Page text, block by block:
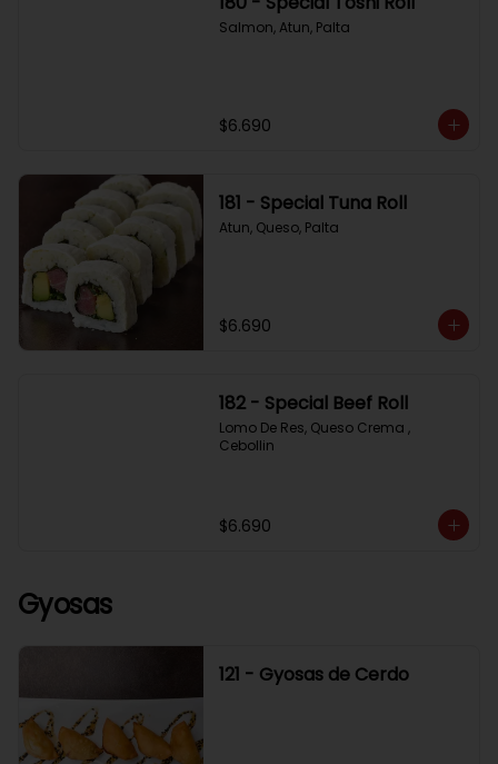
Salmon, Atun, Palta
$6.690
181 - Special Tuna Roll
Atun, Queso, Palta
$6.690
182 - Special Beef Roll
Lomo De Res, Queso Crema ,
Cebollin
$6.690
Gyosas
121 - Gyosas de Cerdo